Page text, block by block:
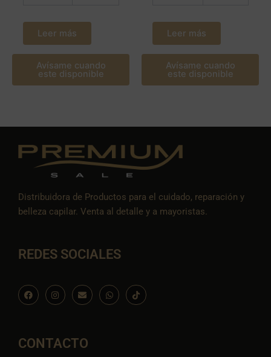
Leer más
Avísame cuando
este disponible
Leer más
Avísame cuando
este disponible
Distribuidora de Productos para el cuidado, reparación y
belleza capilar. Venta al detalle y a mayoristas.
REDES SOCIALES
F
a
c
o
k
I
n
s
r
a
E
n
v
p
e
W
h
a
I
c
o
CONTACTO